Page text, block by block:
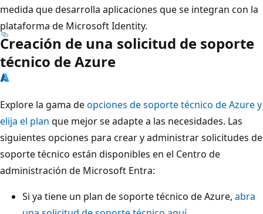
medida que desarrolla aplicaciones que se integran con la
plataforma de Microsoft Identity.
Creación de una solicitud de soporte
técnico de Azure
Explore la gama deopciones de soporte técnico de Azure y
elija el plan que mejor se adapte a las necesidades. Las
siguientes opciones para crear y administrar solicitudes de
soporte técnico están disponibles en el Centro de
administración de Microsoft Entra:
Si ya tiene un plan de soporte técnico de Azure, abra